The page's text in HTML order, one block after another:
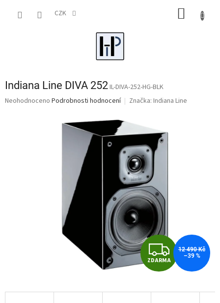
CZK
Indiana Line DIVA 252IL-DIVA-252-HG-BLK
Průměrné
Neohodnoceno Podrobnosti hodnocení Značka: Indiana Line
Z
D
A
ZDARMA
12 490 Kč
–39 %